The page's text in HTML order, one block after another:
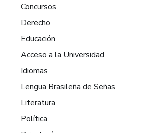
Concursos
Derecho
Educación
Acceso a la Universidad
Idiomas
Lengua Brasileña de Señas
Literatura
Política